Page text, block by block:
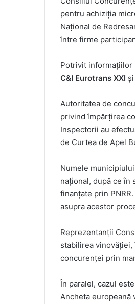
pentru achiziția
Național de
între firme
Potrivit informațiilor
C&I Eurotrans XXI și
Autoritatea de
privind împărțirea
Inspectorii au
de Curtea de Apel
Numele
național, după ce în
finanțate prin
asupra acestor
Reprezentanții
stabilirea vinovăției,
concurenței prin
În paralel, cazul
Ancheta